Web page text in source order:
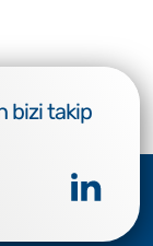
bizi takip